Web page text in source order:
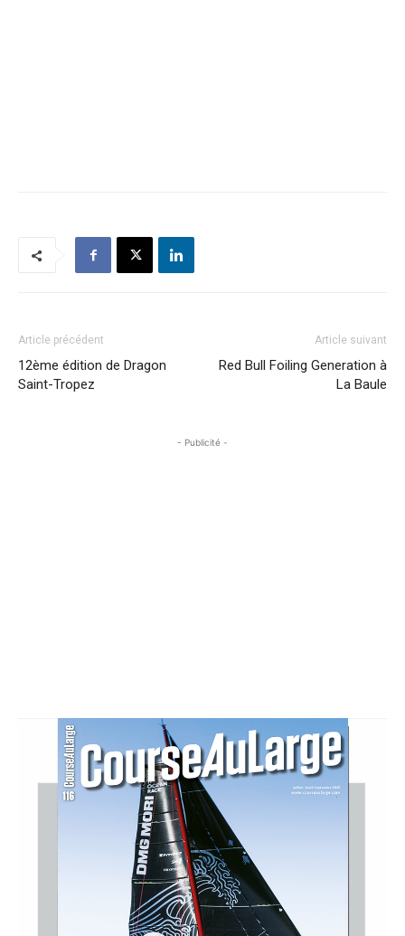
Article précédent
12ème édition de Dragon
Saint-Tropez
Article suivant
Red Bull Foiling Generation à
La Baule
- Publicité -